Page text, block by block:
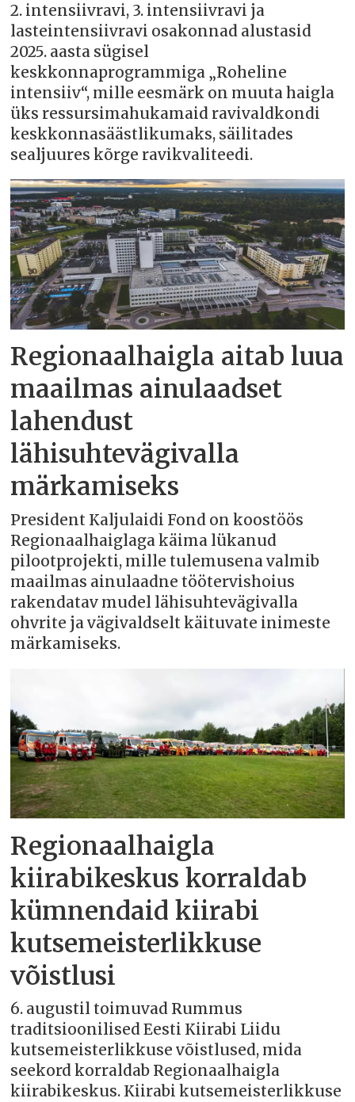
2. intensiivravi, 3. intensiivravi ja
lasteintensiivravi osakonnad alustasid
2025. aasta sügisel
keskkonnaprogrammiga „Roheline
intensiiv“, mille eesmärk on muuta haigla
üks ressursimahukamaid ravivaldkondi
keskkonnasäästlikumaks, säilitades
sealjuures kõrge ravikvaliteedi.
Regionaalhaigla aitab luua
maailmas ainulaadset
lahendust
lähisuhtevägivalla
märkamiseks
President Kaljulaidi Fond on koostöös
Regionaalhaiglaga käima lükanud
pilootprojekti, mille tulemusena valmib
maailmas ainulaadne töötervishoius
rakendatav mudel lähisuhtevägivalla
ohvrite ja vägivaldselt käituvate inimeste
märkamiseks.
Regionaalhaigla
kiirabikeskus korraldab
kümnendaid kiirabi
kutsemeisterlikkuse
võistlusi
6. augustil toimuvad Rummus
traditsioonilised Eesti Kiirabi Liidu
kutsemeisterlikkuse võistlused, mida
seekord korraldab Regionaalhaigla
kiirabikeskus. Kiirabi kutsemeisterlikkuse